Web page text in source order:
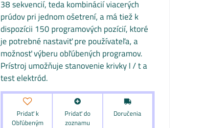
38 sekvencií, teda kombinácií viacerých
prúdov pri jednom ošetrení, a má tiež k
dispozícii 150 programových pozícií, ktoré
je potrebné nastaviť pre používateľa, a
možnosť výberu obľúbených programov.
Prístroj umožňuje stanovenie krivky I / t a
test elektród.
Pridať k
Obľúbeným
Pridať do
zoznamu
Doručenia